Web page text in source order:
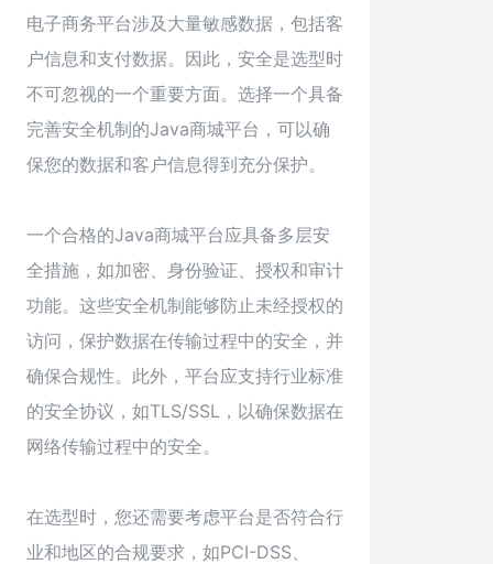
电子商务平台涉及大量敏感数据，包括客
户信息和支付数据。因此，安全是选型时
不可忽视的一个重要方面。选择一个具备
完善安全机制的Java商城平台，可以确
保您的数据和客户信息得到充分保护。
一个合格的Java商城平台应具备多层安
全措施，如加密、身份验证、授权和审计
功能。这些安全机制能够防止未经授权的
访问，保护数据在传输过程中的安全，并
确保合规性。此外，平台应支持行业标准
的安全协议，如TLS/SSL，以确保数据在
网络传输过程中的安全。
在选型时，您还需要考虑平台是否符合行
业和地区的合规要求，如PCI-DSS、